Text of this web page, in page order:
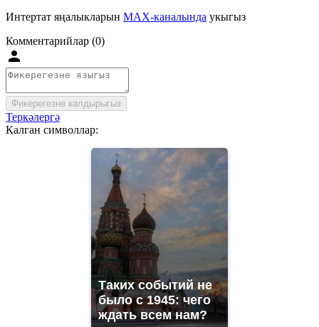
Интертат яңалыкларын MAX-каналында укыгыз
Комментарийлар (0)
Фикерегезне калдырыгыз
Теркәлергә
Калган символлар:
Таких событий не
было с 1945: чего
ждать всем нам?